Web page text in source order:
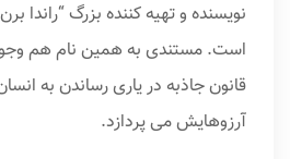
نویسنده و تهیه کننده بزرگ “راندا
است. مستندی به همین نام هم
قانون جاذبه در یاری رساندن به
آرزوهایش می پردازد.